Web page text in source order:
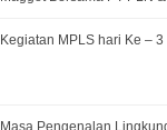
Kegiatan MPLS hari Ke – 3
Masa Pengenalan